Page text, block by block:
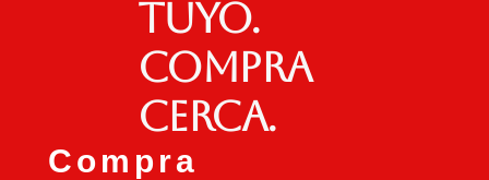
tuyo.
Compra
cerca.
Compra